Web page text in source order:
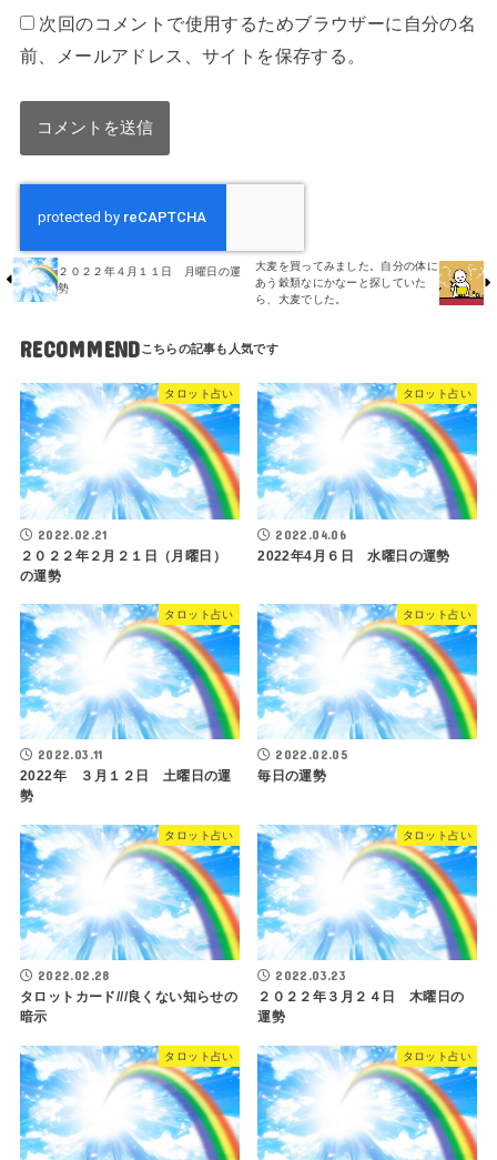
次回のコメントで使用するためブラウザーに自分の名
前、メールアドレス、サイトを保存する。
２０２２年４月１１日 月曜日の運
勢
大麦を買ってみました。自分の体に
あう穀類なにかなーと探していた
ら、大麦でした。
RECOMMEND
タロット占い
2022.02.21
２０２２年２月２１日（月曜日）
の運勢
タロット占い
2022.04.06
2022年4月６日 水曜日の運勢
タロット占い
2022.03.11
2022年 ３月１２日 土曜日の運
勢
タロット占い
2022.02.05
毎日の運勢
タロット占い
2022.02.28
タロットカード///良くない知らせの
暗示
タロット占い
2022.03.23
２０２２年３月２４日 木曜日の
運勢
タロット占い タロット占い